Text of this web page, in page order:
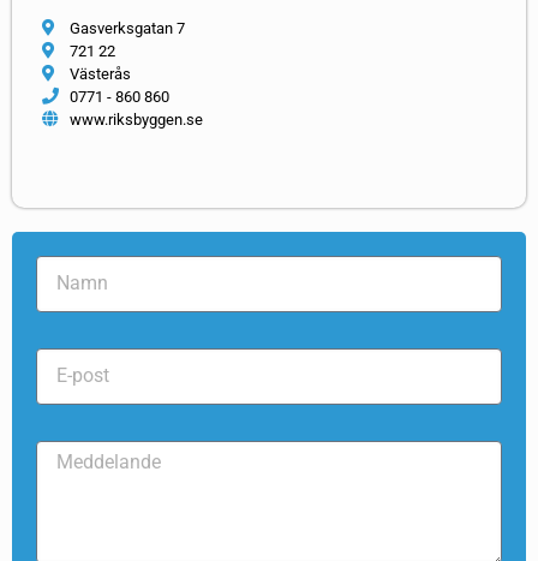
Gasverksgatan 7
721 22
Västerås
0771 - 860 860
www.riksbyggen.se